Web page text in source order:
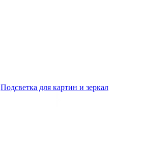
Подсветка для картин и зеркал